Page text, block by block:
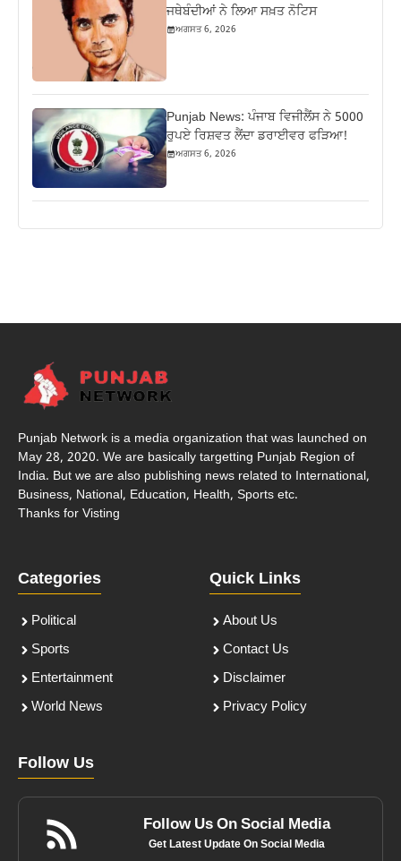
ਜਥੇਬੰਦੀਆਂ ਨੇ ਲਿਆ ਸਖ਼ਤ ਨੋਟਿਸ
ਅਗਸਤ 6, 2026
Punjab News: ਪੰਜਾਬ ਵਿਜੀਲੈਂਸ ਨੇ 5000
ਰੁਪਏ ਰਿਸ਼ਵਤ ਲੈਂਦਾ ਡਰਾਈਵਰ ਫੜਿਆ!
ਅਗਸਤ 6, 2026
Punjab Network is a media organization that was launched on
May 28, 2020. We are basically targetting Punjab Region of
India. But we are also publishing news related to International,
Business, National, Education, Health, Sports etc.
Thanks for Visting
Categories
Political
Sports
Entertainment
World News
Quick Links
About Us
Contact Us
Disclaimer
Privacy Policy
Follow Us
Follow Us On Social Media
Get Latest Update On Social Media